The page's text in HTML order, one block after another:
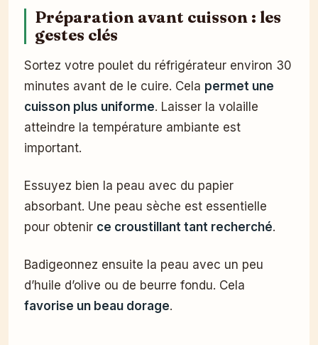
Préparation avant cuisson : les
gestes clés
Sortez votre poulet du réfrigérateur environ 30
minutes avant de le cuire. Cela permet une
cuisson plus uniforme. Laisser la volaille
atteindre la température ambiante est
important.
Essuyez bien la peau avec du papier
absorbant. Une peau sèche est essentielle
pour obtenir ce croustillant tant recherché.
Badigeonnez ensuite la peau avec un peu
d’huile d’olive ou de beurre fondu. Cela
favorise un beau dorage.